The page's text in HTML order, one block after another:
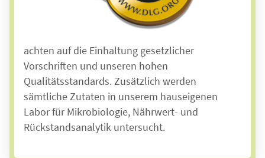
ist die Basis für effektive Qualitätssicherung
und nachhaltiges Qualitätsmanagement. Wir
achten auf die Einhaltung gesetzlicher
Vorschriften und unseren hohen
Qualitätsstandards.Zusätzlich werden
sämtliche Zutaten in unserem hauseigenen
Labor für Mikrobiologie, Nährwert- und
Rückstandsanalytik untersucht.